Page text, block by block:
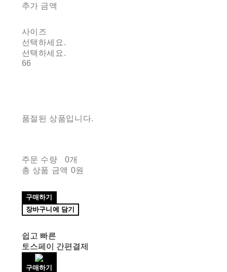
추가 금액
사이즈
선택하세요.
선택하세요.
66
품절된 상품입니다.
주문 수량
0개
총 상품 금액 0원
구매하기
장바구니에 담기
쉽고 빠른
토스페이 간편결제
구매하기